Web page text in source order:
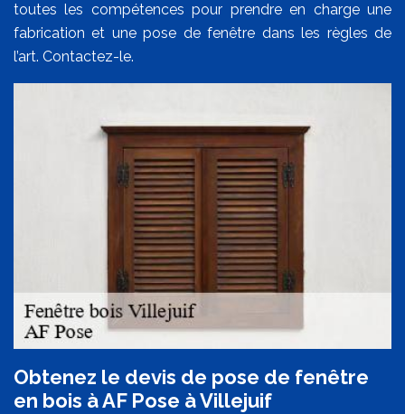
toutes les compétences pour prendre en charge une
fabrication et une pose de fenêtre dans les règles de
l’art. Contactez-le.
Obtenez le devis de pose de fenêtre
en bois à AF Pose à Villejuif